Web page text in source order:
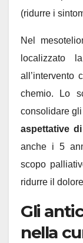
(ridurre i
Nel
localizzato
all’intervento
chemio. Lo
consolidare
aspettative
anche i 5
scopo
ridurre il
Gli
nella